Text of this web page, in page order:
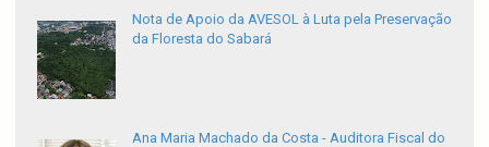
Nota de Apoio da AVESOL à Luta pela Preservação
da Floresta do Sabará
Ana Maria Machado da Costa - Auditora Fiscal do